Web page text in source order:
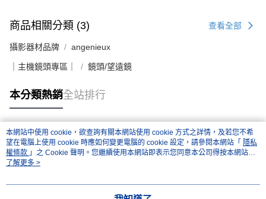
商品相關分類 (3) 查看全部
攝影器材品牌 angenieux
｜主機鏡頭專區｜ 鏡頭/望遠鏡
本分類熱銷全站排行
熱門標籤
本網站中使用 cookie，欲查詢有關本網站使用 cookie 方式之詳情，及若您不希
望在電腦上使用 cookie 時應如何變更電腦的 cookie 設定，請參閱本網站「 隱私
權條款 」之 Cookie 聲明。您繼續使用本網站即表示您同意本公司得按本網站使
用條款之 Cookie 聲明使用 cookie。
了解更多 >